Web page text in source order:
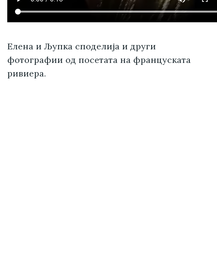
Елена и Љупка споделија и други
фотографии од посетата на француската
ривиера.